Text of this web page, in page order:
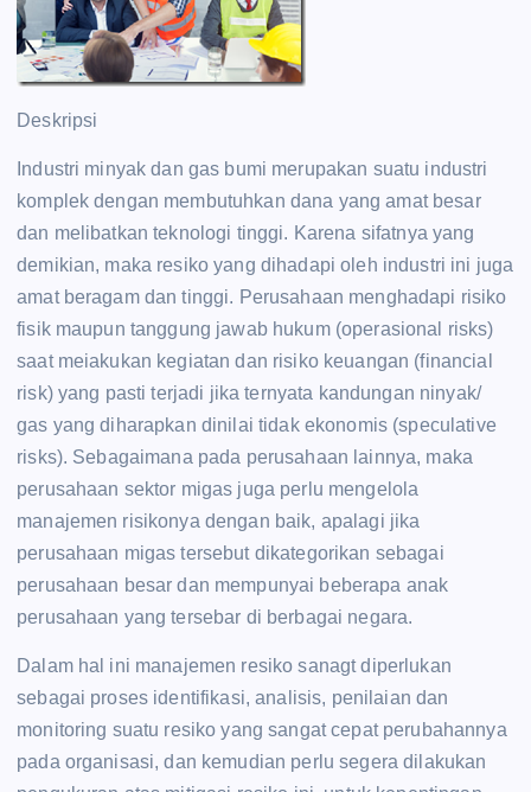
Deskripsi
Industri minyak dan gas bumi merupakan suatu industri
komplek dengan membutuhkan dana yang amat besar
dan melibatkan teknologi tinggi. Karena sifatnya yang
demikian, maka resiko yang dihadapi oleh industri ini juga
amat beragam dan tinggi. Perusahaan menghadapi risiko
fisik maupun tanggung jawab hukum (operasional risks)
saat meiakukan kegiatan dan risiko keuangan (financial
risk) yang pasti terjadi jika ternyata kandungan ninyak/
gas yang diharapkan dinilai tidak ekonomis (speculative
risks). Sebagaimana pada perusahaan lainnya, maka
perusahaan sektor migas juga perlu mengelola
manajemen risikonya dengan baik, apalagi jika
perusahaan migas tersebut dikategorikan sebagai
perusahaan besar dan mempunyai beberapa anak
perusahaan yang tersebar di berbagai negara.
Dalam hal ini manajemen resiko sanagt diperlukan
sebagai proses identifikasi, analisis, penilaian dan
monitoring suatu resiko yang sangat cepat perubahannya
pada organisasi, dan kemudian perlu segera dilakukan